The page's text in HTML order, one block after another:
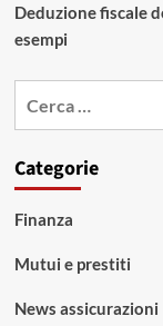
Deduzione fiscale
esempi
Categorie
Finanza
Mutui e prestiti
News assicurazioni